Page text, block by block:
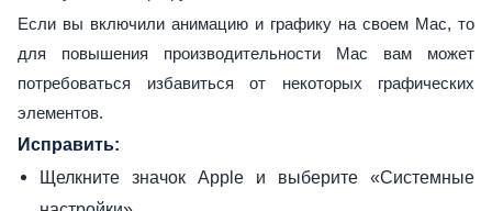
Если вы включили анимацию и графику на своем Mac, то
для повышения производительности Mac вам может
потребоваться избавиться от некоторых графических
элементов.
Исправить:
Щелкните значок Apple и выберите «Системные